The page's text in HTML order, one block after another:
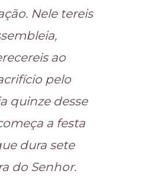
Nele tereis
ao
pelo
quinze desse
a festa
dura sete
do Senhor.